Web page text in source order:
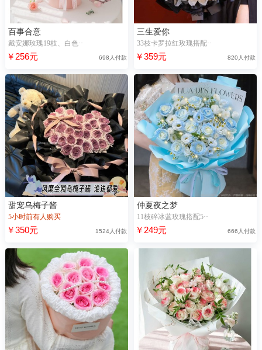
百事合意
戴安娜玫瑰19枝、白色··
￥256元 698人付款
三生爱你
33枝卡罗拉红玫瑰搭配··
￥359元 820人付款
甜宠乌梅子酱
5小时前有人购买
￥350元 1524人付款
仲夏夜之梦
11枝碎冰蓝玫瑰搭配5··
￥249元 666人付款